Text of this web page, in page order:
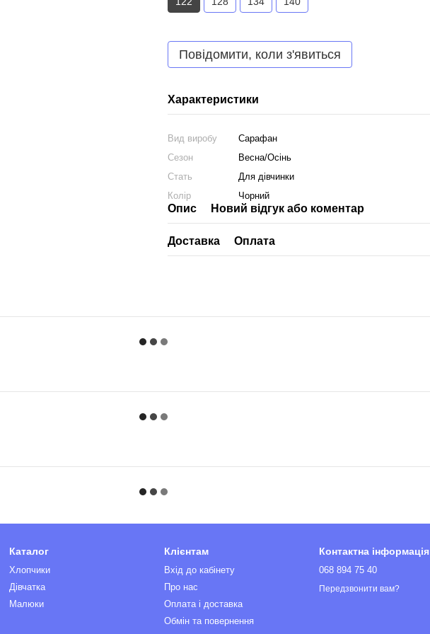
Повідомити, коли з'явиться
Характеристики
Вид виробу
Сарафан
Сезон
Весна/Осінь
Стать
Для дівчинки
Колір
Чорний
Опис Новий відгук або коментар
Доставка Оплата
Каталог
Хлопчики
Дівчатка
Малюки
Клієнтам
Вхід до кабінету
Про нас
Оплата і доставка
Обмін та повернення
Контактна інформація
068 894 75 40
Передзвонити вам?